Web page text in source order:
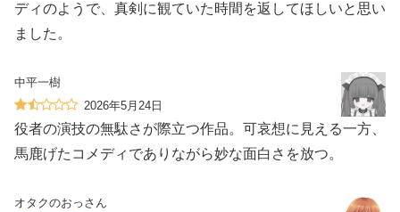
ディのようで、真剣に観ていた時間を返してほしいと思い
ました。
中平一樹
2026年5月24日
役者の演技の無駄さが際立つ作品。可哀想に見える一方、
馬鹿げたコメディでありながら妙な面白さを放つ。
オタクのおっさん